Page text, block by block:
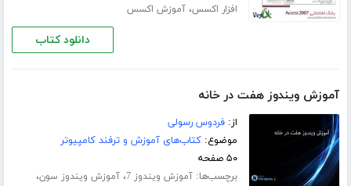
افزار اکسس،آموزش اکسس
دانلود کتاب
آموزش ویندوز هفت در خانه
از:فردوس رسولی
موضوع:کتاب‌های آموزش و ترفند کامپیوتر
۵۰ صفحه
برچسب‌ها:آموزش ویندوز 7 ،آموزش ویندوز سون،